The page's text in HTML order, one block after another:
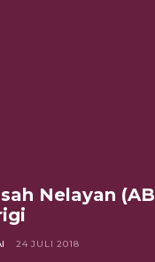
Nelayan
24 JULI 2018